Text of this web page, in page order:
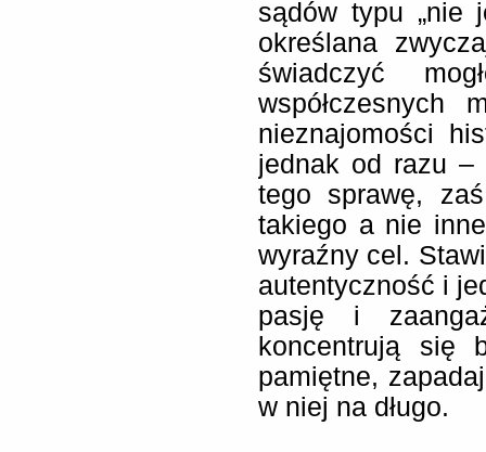
sądów typu „nie
określana
świadczyć
współczesnych
nieznajomości
jednak od razu –
tego sprawę,
takiego a nie
wyraźny cel.
autentyczność i
pasję i
koncentrują się
pamiętne,
w niej na długo.